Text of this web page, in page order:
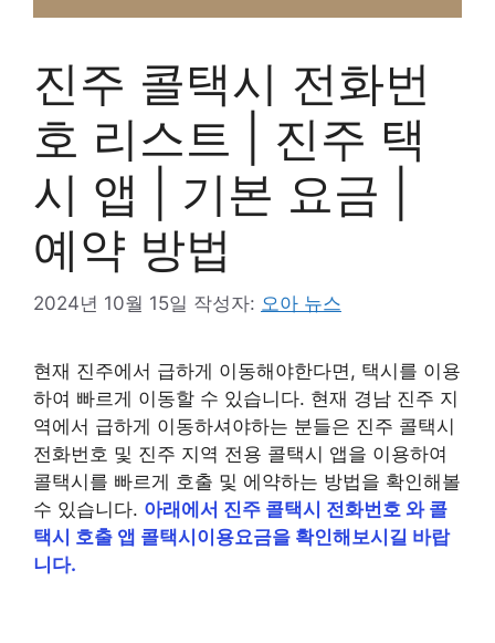
진주 콜택시 전화번
호 리스트 | 진주 택
시 앱 | 기본 요금 |
예약 방법
2024년 10월 15일 작성자: 오아 뉴스
현재 진주에서 급하게 이동해야한다면, 택시를 이용
하여 빠르게 이동할 수 있습니다. 현재 경남 진주 지
역에서 급하게 이동하셔야하는 분들은 진주 콜택시
전화번호 및 진주 지역 전용 콜택시 앱을 이용하여
콜택시를 빠르게 호출 및 에약하는 방법을 확인해볼
수 있습니다. 아래에서 진주 콜택시 전화번호 와 콜
택시 호출 앱 콜택시이용요금을 확인해보시길 바랍
니다.